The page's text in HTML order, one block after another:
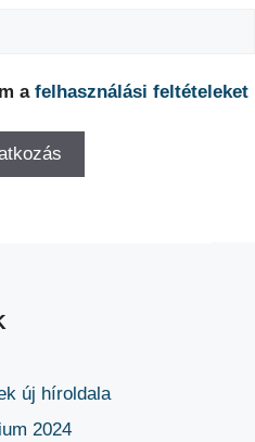
a felhasználási feltételeket
új híroldala
2024